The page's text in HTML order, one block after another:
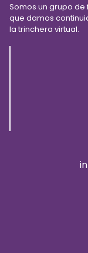
Somos un grupo
que damos
la trinchera virtual.